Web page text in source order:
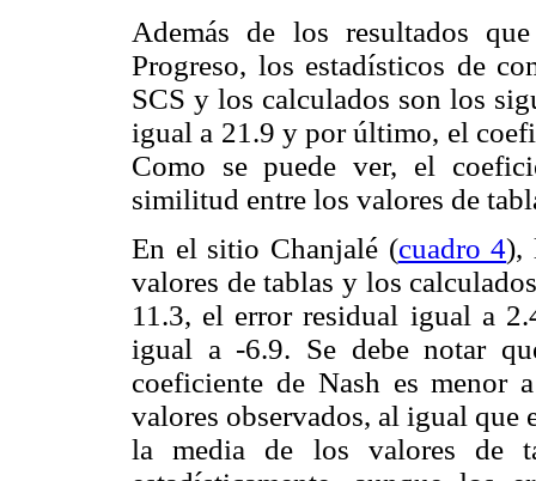
Además de los resultados
Progreso, los estadísticos de
SCS y los calculados son los
igual a 21.9 y por último, el
Como se puede ver, el
similitud entre los valores de
En el sitio Chanjalé (cuadro 4),
valores de tablas y los
11.3, el error residual igual a
igual a -6.9. Se debe notar
coeficiente de Nash es
valores observados, al igual que
la media de los valores de